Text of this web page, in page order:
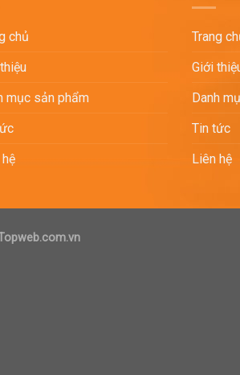
chủ
mục sản phẩm
Trang
Giới
Danh
Tin tức
Liên hệ